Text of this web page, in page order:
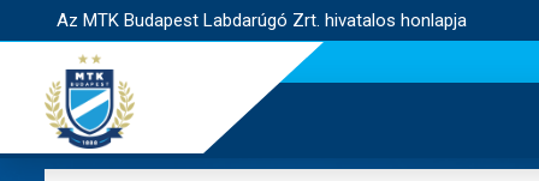
Az MTK Budapest Labdarúgó Zrt. hivatalos honlapja